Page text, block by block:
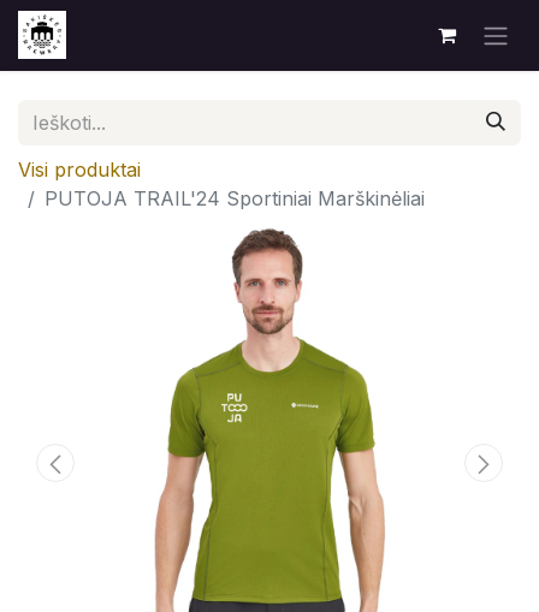
Visi produktai
PUTOJA TRAIL'24 Sportiniai Marškinėliai